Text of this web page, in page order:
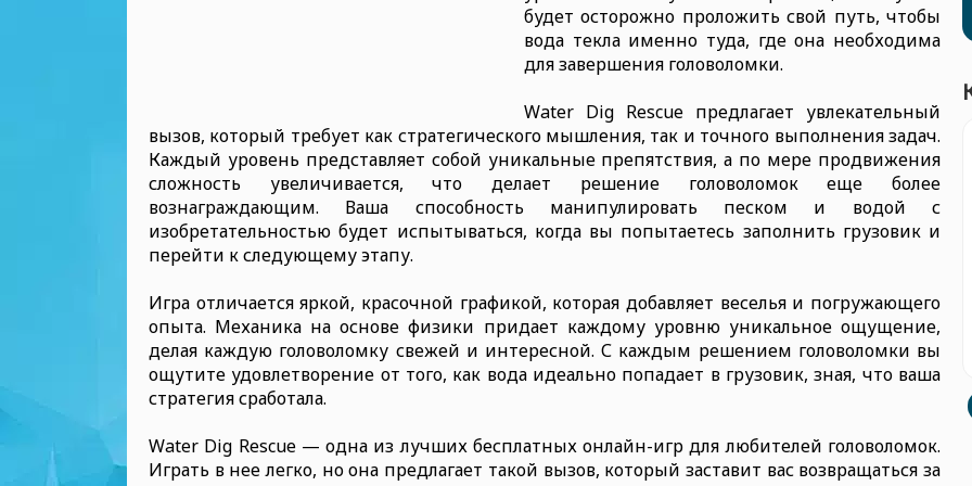
будет осторожно проложить свой путь, чтобы
вода текла именно туда, где она необходима
для завершения головоломки.
Water Dig Rescue предлагает увлекательный
вызов, который требует как стратегического мышления, так и точного выполнения задач.
Каждый уровень представляет собой уникальные препятствия, а по мере продвижения
сложность увеличивается, что делает решение головоломок еще более
вознаграждающим. Ваша способность манипулировать песком и водой с
изобретательностью будет испытываться, когда вы попытаетесь заполнить грузовик и
перейти к следующему этапу.
Игра отличается яркой, красочной графикой, которая добавляет веселья и погружающего
опыта. Механика на основе физики придает каждому уровню уникальное ощущение,
делая каждую головоломку свежей и интересной. С каждым решением головоломки вы
ощутите удовлетворение от того, как вода идеально попадает в грузовик, зная, что ваша
стратегия сработала.
Water Dig Rescue — одна из лучших бесплатных онлайн-игр для любителей головоломок.
Играть в нее легко, но она предлагает такой вызов, который заставит вас возвращаться за